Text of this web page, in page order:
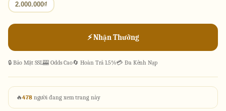
2.000.000₫
⚡ Nhận Thưởng
🔒 Bảo Mật SSL🎰 Odds Cao🔄 Hoàn Trả 1.5%💳 Đa Kênh Nạp
🔥478người đang xem trang này